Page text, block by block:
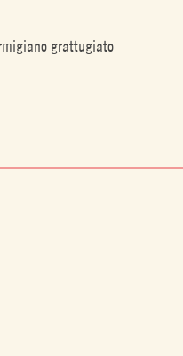
grattugiato